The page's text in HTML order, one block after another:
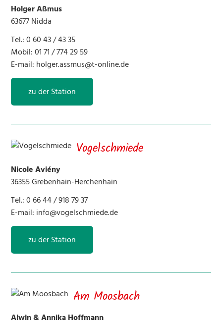
Holger Aßmus
63677 Nidda
Tel.: 0 60 43 / 43 35
Mobil: 01 71 / 774 29 59
E-mail: holger.assmus@t-online.de
zu der Station
Vogelschmiede
Nicole Aviény
36355 Grebenhain-Herchenhain
Tel.: 0 66 44 / 918 79 37
E-mail: info@vogelschmiede.de
zu der Station
Am Moosbach
Alwin & Annika Hoffmann